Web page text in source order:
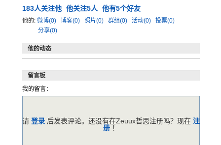
183人关注他 他关注5人 他有5个好友
他的: 微博(0) 博客(0) 照片(0) 群组(0) 活动(0)
投票(0)
分享(0)
他的动态
留言板
我的留言：
请 登录 后发表评论。还没有在Zeuux哲思注册吗？现在 注
册 ！